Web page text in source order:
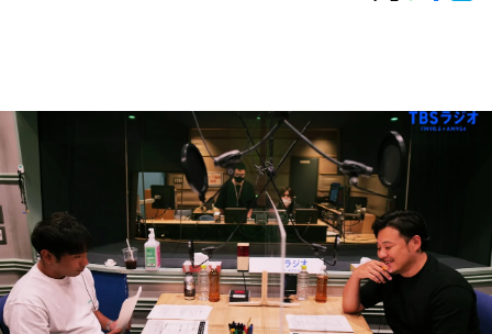
お知らせ
イベント・グッズ
YouTube
会社情報